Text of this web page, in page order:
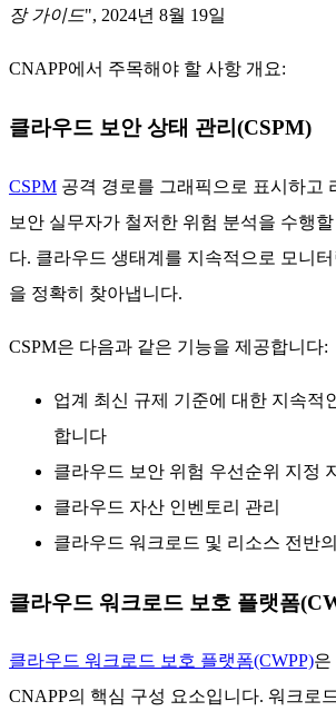
장 가이드", 2024년 8월 19일
CNAPP에서 주목해야 할 사항 개요:
클라우드 보안 상태 관리(CSPM)
CSPM 공격 경로를 그래픽으로 표시하고
보안 실무자가 철저한 위험 분석을 수행
다. 클라우드 생태계를 지속적으로 모니
을 정확히 찾아냅니다.
CSPM은 다음과 같은 기능을 제공합니다:
업계 최신 규제 기준에 대한 지속적
합니다
클라우드 보안 위험 우선순위 지정
클라우드 자산 인벤토리 관리
클라우드 워크로드 및 리소스 전반
클라우드 워크로드 보호 플랫폼
클라우드 워크로드 보호 플랫폼(CWPP)은
CNAPP의 핵심 구성 요소입니다. 워크로